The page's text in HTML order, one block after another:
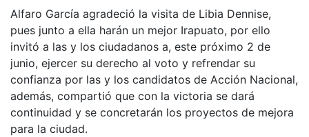
Alfaro García agradeció la visita de Libia Dennise,
pues junto a ella harán un mejor Irapuato, por ello
invitó a las y los ciudadanos a, este próximo 2 de
junio, ejercer su derecho al voto y refrendar su
confianza por las y los candidatos de Acción Nacional,
además, compartió que con la victoria se dará
continuidad y se concretarán los proyectos de mejora
para la ciudad.